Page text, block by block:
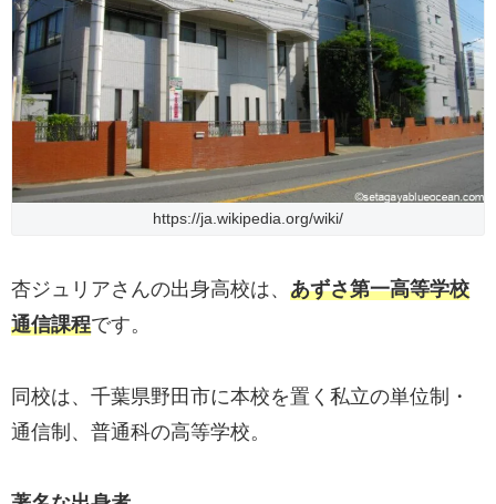
https://ja.wikipedia.org/wiki/
杏ジュリアさんの出身高校は、 あずさ第一高等学校
通信課程です。
同校は、千葉県野田市に本校を置く私立の単位制・
通信制、普通科の高等学校。